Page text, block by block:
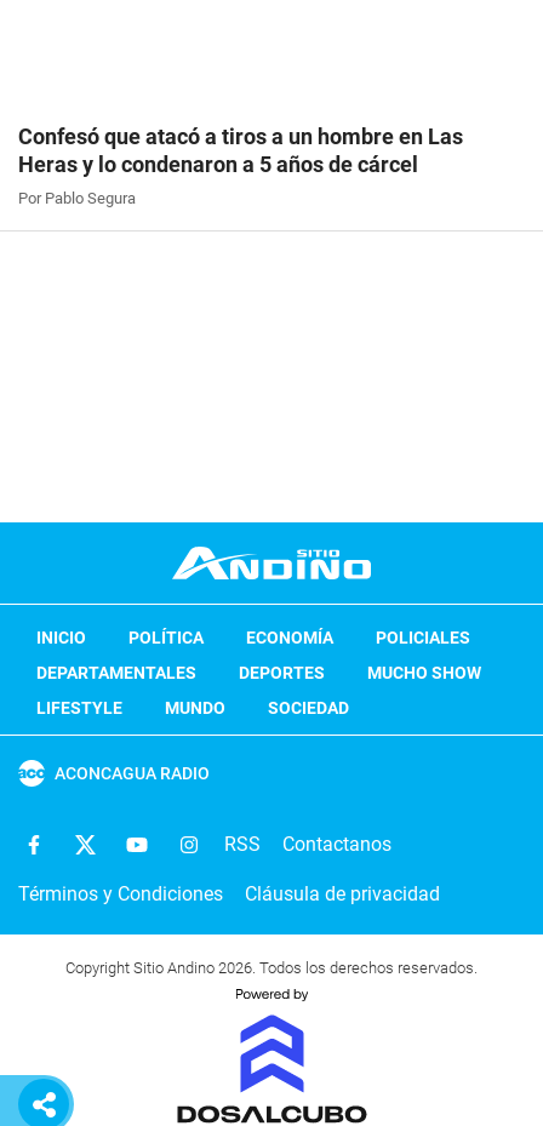
Confesó que atacó a tiros a un hombre en Las
Heras y lo condenaron a 5 años de cárcel
Por Pablo Segura
INICIO POLÍTICA ECONOMÍA
POLICIALES
DEPARTAMENTALES
DEPORTES
MUCHO SHOW
LIFESTYLE
MUNDO SOCIEDAD
ACONCAGUA RADIO
RSS Contactanos
Términos y Condiciones Cláusula de privacidad
Copyright Sitio Andino 2026. Todos los derechos reservados.